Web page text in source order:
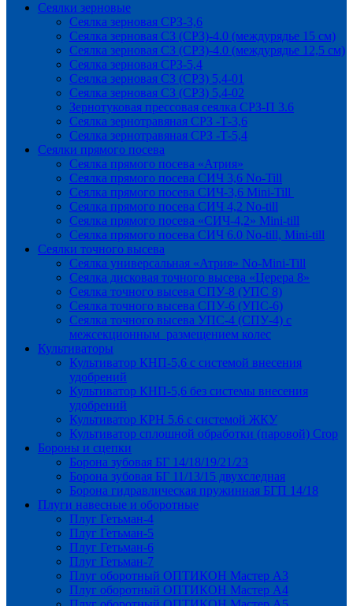
Сеялки зерновые
Сеялка зерновая СРЗ-3,6
Сеялка зерновая СЗ (СРЗ)-4.0 (междурядье 15 см)
Сеялка зерновая СЗ (СРЗ)-4.0 (междурядье 12,5 см)
Сеялка зерновая СРЗ-5,4
Сеялка зерновая СЗ (СРЗ) 5,4-01
Сеялка зерновая СЗ (СРЗ) 5,4-02
Зернотуковая прессовая сеялка СРЗ-П 3.6
Сеялка зернотравяная СРЗ -Т-3,6
Сеялка зернотравяная СРЗ -Т-5,4
Сеялки прямого посева
Сеялка прямого посева «Атрия»
Сеялка прямого посева СИЧ 3,6 No-Till
Сеялка прямого посева СИЧ-3,6 Mini-Till
Сеялка прямого посева СИЧ 4,2 No-till
Сеялка прямого посева «СИЧ-4,2» Mini-till
Сеялка прямого посева СИЧ 6.0 No-till, Mini-till
Сеялки точного высева
Сеялка универсальная «Атрия» No-Mini-Till
Сеялка дисковая точного высева «Церера 8»
Сеялка точного высева СПУ-8 (УПС 8)
Сеялка точного высева СПУ-6 (УПС-6)
Сеялка точного высева УПС-4 (СПУ-4) с
межсекционным размещением колес
Культиваторы
Культиватор КНП-5,6 с системой внесения
удобрений
Культиватор КНП-5,6 без системы внесения
удобрений
Культиватор КРН 5.6 с системой ЖКУ
Культиватор сплошной обработки (паровой) Crop
Бороны и сцепки
Борона зубовая БГ 14/18/19/21/23
Борона зубовая БГ 11/13/15 двухследная
Борона гидравлическая пружинная БГП 14/18
Плуги навесные и оборотные
Плуг Гетьман-4
Плуг Гетьман-5
Плуг Гетьман-6
Плуг Гетьман-7
Плуг оборотный ОПТИКОН Мастер А3
Плуг оборотный ОПТИКОН Мастер А4